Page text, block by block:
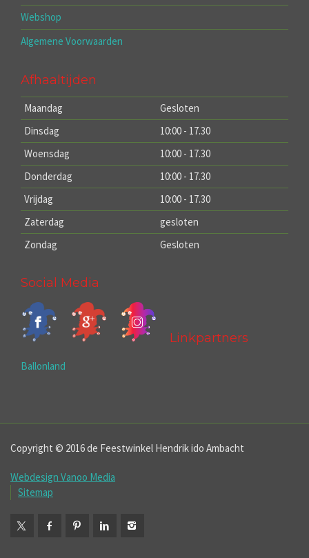
Webshop
Algemene Voorwaarden
Afhaaltijden
Maandag
Gesloten
Dinsdag
10:00 - 17.30
Woensdag
10:00 - 17.30
Donderdag
10:00 - 17.30
Vrijdag
10:00 - 17.30
Zaterdag
gesloten
Zondag
Gesloten
Social Media
Linkpartners
Ballonland
Copyright © 2016 de Feestwinkel Hendrik ido Ambacht
Webdesign Vanoo Media
Sitemap